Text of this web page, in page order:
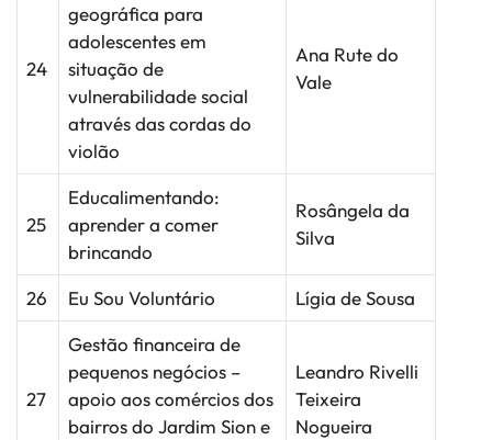
24
geográfica para
adolescentes em
situação de
vulnerabilidade social
através das cordas do
violão
Ana Rute do
Vale
25
Educalimentando:
aprender a comer
brincando
Rosângela da
Silva
26 Eu Sou Voluntário Lígia de Sousa
27
Gestão financeira de
pequenos negócios –
apoio aos comércios dos
bairros do Jardim Sion e
Leandro Rivelli
Teixeira
Nogueira